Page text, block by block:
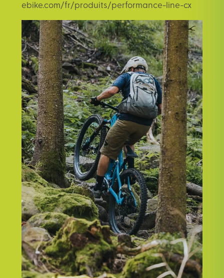
ebike.com/fr/produits/performance-line-cx